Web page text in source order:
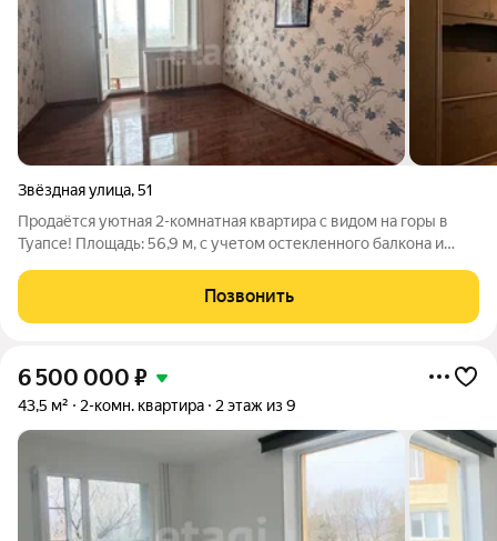
Звёздная улица,51
Продаётся уютная 2-комнатная квартира с видом на горы в
Туапсе! Площадь: 56,9 м, с учетом остекленного балкона и
Экологически чистый район, комфорт и красота природы.
Позвонить
6 500 000 ₽
43,5 м² 2-комн. квартира 2 этаж из 9